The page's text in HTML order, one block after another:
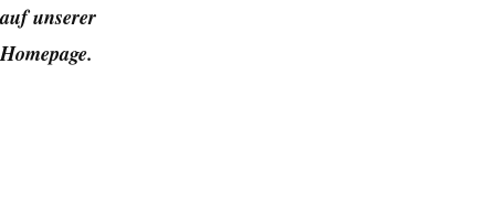
auf unserer
Homepage.